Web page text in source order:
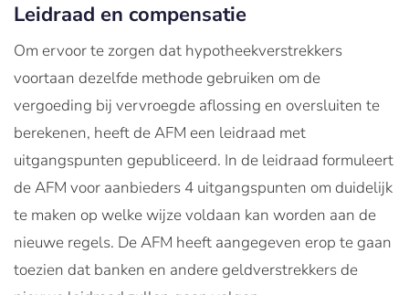
Leidraad en compensatie
Om ervoor te zorgen dat hypotheekverstrekkers
voortaan dezelfde methode gebruiken om de
vergoeding bij vervroegde aflossing en oversluiten te
berekenen, heeft de AFM een leidraad met
uitgangspunten gepubliceerd. In de leidraad formuleert
de AFM voor aanbieders 4 uitgangspunten om duidelijk
te maken op welke wijze voldaan kan worden aan de
nieuwe regels. De AFM heeft aangegeven erop te gaan
toezien dat banken en andere geldverstrekkers de